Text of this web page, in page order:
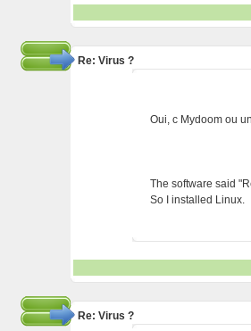
Re: Virus ?
Oui, c Mydoom ou
The software said
So I installed Linux.
Re: Virus ?